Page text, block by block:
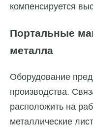
компенсируется
Портальные
металла
Оборудование
производства.
расположить на
металлические